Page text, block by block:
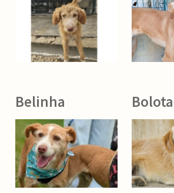
Belinha Bolota